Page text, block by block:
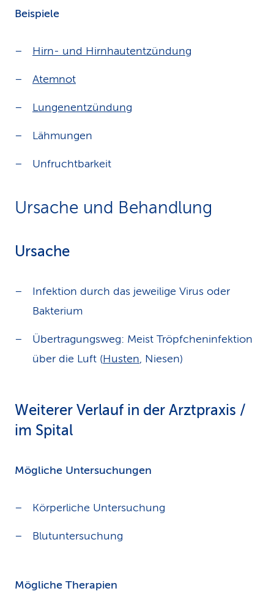
Beispiele
Hirn- und Hirnhautentzündung
Atemnot
Lungenentzündung
Lähmungen
Unfruchtbarkeit
Ursache und Behandlung
Ursache
Infektion durch das jeweilige Virus oder
Bakterium
Übertragungsweg: Meist Tröpfcheninfektion
über die Luft (Husten, Niesen)
Weiterer Verlauf in der Arztpraxis /
im Spital
Mögliche Untersuchungen
Körperliche Untersuchung
Blutuntersuchung
Mögliche Therapien